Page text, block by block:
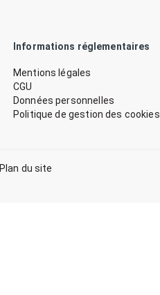
Informations réglementaires
Mentions légales
CGU
Données personnelles
Politique de gestion des cookies
Plan du site